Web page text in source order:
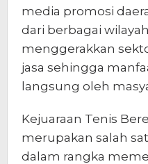
media promosi
dari berbagai
menggerakkan
jasa sehingga
langsung oleh
Kejuaraan Tenis
merupakan salah
dalam rangka